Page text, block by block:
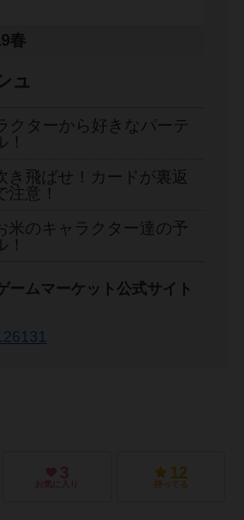
春
ュ
クターから好きなパーテ
き飛ばせ！カードが裏返
意！
米のキャラクター達の予
ームマーケット公式サイト
3
お気に入り
12
持ってる